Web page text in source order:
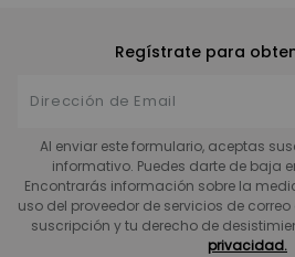
Regístrate para
Al enviar este formulario, aceptas
informativo. Puedes darte de baja
Encontrarás información sobre la
uso del proveedor de servicios de
suscripción y tu derecho de
privacidad.